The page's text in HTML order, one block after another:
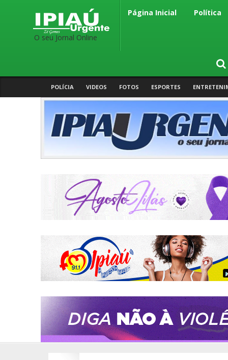
O seu Jornal Online
Página Inicial Política
POLÍCIA VIDEOS FOTOS ESPORTES